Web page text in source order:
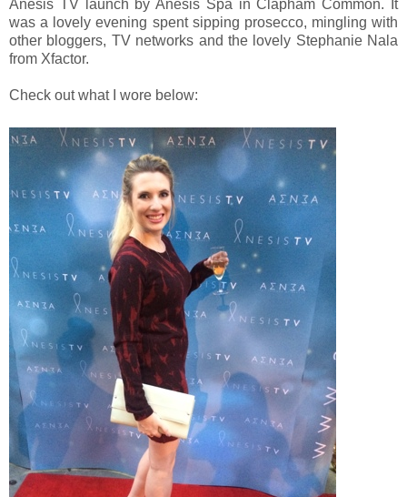
Anesis TV launch by Anesis Spa in Clapham Common. It
was a lovely evening spent sipping prosecco, mingling with
other bloggers, TV networks and the lovely Stephanie Nala
from Xfactor.
Check out what I wore below: